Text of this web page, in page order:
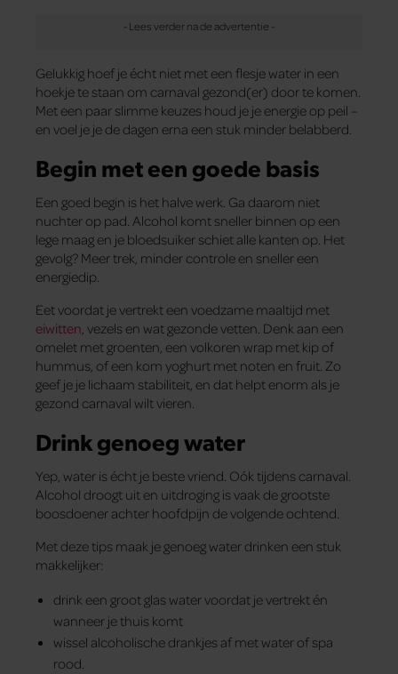
Gelukkig hoef je écht niet met een flesje water in een
hoekje te staan om carnaval gezond(er) door te komen.
Met een paar slimme keuzes houd je je energie op peil –
en voel je je de dagen erna een stuk minder belabberd.
Begin met een goede basis
Een goed begin is het halve werk. Ga daarom niet
nuchter op pad. Alcohol komt sneller binnen op een
lege maag en je bloedsuiker schiet alle kanten op. Het
gevolg? Meer trek, minder controle en sneller een
energiedip.
Eet voordat je vertrekt een voedzame maaltijd met
eiwitten , vezels en wat gezonde vetten. Denk aan een
omelet met groenten, een volkoren wrap met kip of
hummus, of een kom yoghurt met noten en fruit. Zo
geef je je lichaam stabiliteit, en dat helpt enorm als je
gezond carnaval wilt vieren.
Drink genoeg water
Yep, water is écht je beste vriend. Oók tijdens carnaval.
Alcohol droogt uit en uitdroging is vaak de grootste
boosdoener achter hoofdpijn de volgende ochtend.
Met deze tips maak je genoeg water drinken een stuk
makkelijker:
drink een groot glas water voordat je vertrekt én
wanneer je thuis komt
wissel alcoholische drankjes af met water of spa
rood.